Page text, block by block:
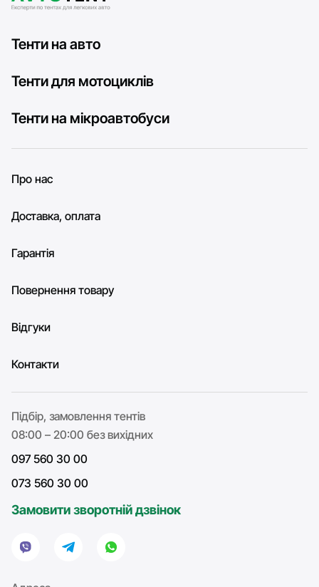
Тенти на авто
Тенти для мотоциклів
Тенти на мікроавтобуси
Про нас
Доставка, оплата
Гарантія
Повернення товару
Відгуки
Контакти
Підбір, замовлення тентів
08:00 – 20:00 без вихідних
097 560 30 00
073 560 30 00
Замовити зворотній дзвінок